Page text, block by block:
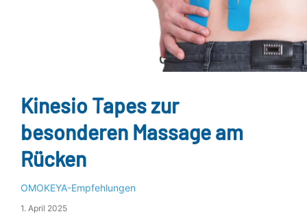
Kinesio Tapes zur
besonderen Massage am
Rücken
OMOKEYA-Empfehlungen
1. April 2025